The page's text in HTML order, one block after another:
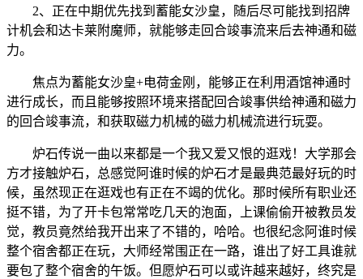
2、正在中期优先找到蓄能女沙皇，随后尽可能找到招牌
计机会和达卡莱附魔师，就能够走回合竣事流来后去神通和磁
力。
焦点为蓄能女沙皇+电荷金刚，能够正在利用酒馆神通时
进行成长，而且能够按照环境来搭配回合竣事供给神通和磁力
的回合竣事流，和获取磁力机械的磁力机械流进行玩耍。
炉石传说一曲以来都是一个我又爱又恨的逛戏！大学那会
方才接触炉石，总感觉阿谁时候的炉石才是最典范最好玩的时
候，虽然现正在逛戏也有正在不竭的优化。那时候所有职业还
挺不错，为了开卡包常常吃几天的泡面，上课偷偷开被教员发
觉，教员竟然给我开出来了不错的，哈哈。也很纪念阿谁时候
整个宿舍都正在玩，大师经常围正在一路，谁出了好工具谁就
要包了整个宿舍的午饭。但愿炉石可以或许越来越好，终究是